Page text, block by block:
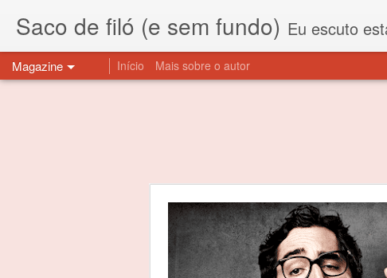
Saco de filó (e sem fundo) Eu escuto esta expressão "saco de filó" desde
Magazine Início Mais sobre o autor